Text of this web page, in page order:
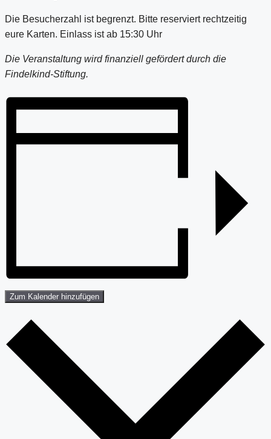
Die Besucherzahl ist begrenzt. Bitte reserviert rechtzeitig
eure Karten. Einlass ist ab 15:30 Uhr
Die Veranstaltung wird finanziell gefördert durch die
Findelkind-Stiftung.
Zum Kalender hinzufügen